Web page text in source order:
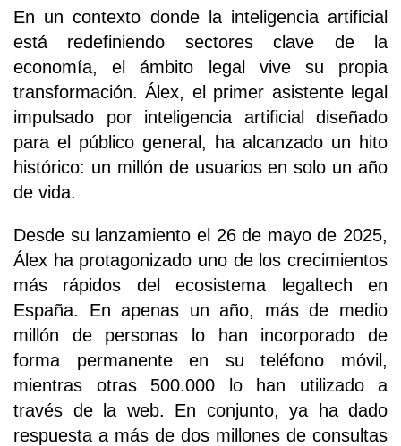
En un contexto donde la inteligencia artificial
está redefiniendo sectores clave de la
economía, el ámbito legal vive su propia
transformación. Álex, el primer asistente legal
impulsado por inteligencia artificial diseñado
para el público general, ha alcanzado un hito
histórico: un millón de usuarios en solo un año
de vida.
Desde su lanzamiento el 26 de mayo de 2025,
Álex ha protagonizado uno de los crecimientos
más rápidos del ecosistema legaltech en
España. En apenas un año, más de medio
millón de personas lo han incorporado de
forma permanente en su teléfono móvil,
mientras otras 500.000 lo han utilizado a
través de la web. En conjunto, ya ha dado
respuesta a más de dos millones de consultas